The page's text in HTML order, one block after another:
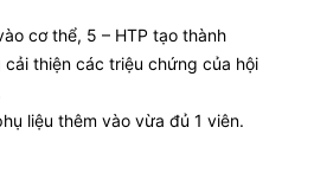
cơ thể, 5 – HTP tạo thành
thiện các triệu chứng của hội
liệu thêm vào vừa đủ 1 viên.